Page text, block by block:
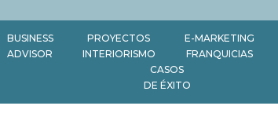
BUSINESS
ADVISOR
PROYECTOS
INTERIORISMO
E-MARKETING
FRANQUICIAS
CASOS
DE ÉXITO